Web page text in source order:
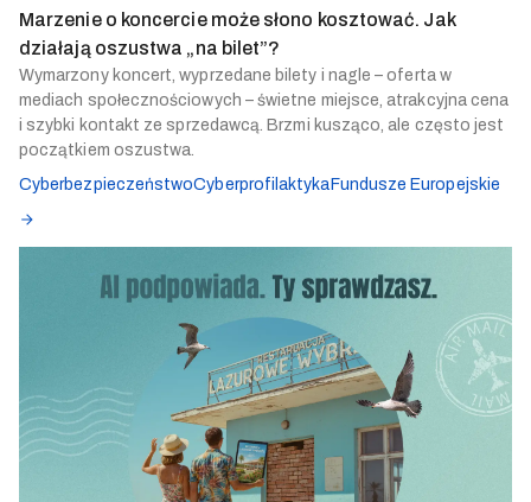
Marzenie o koncercie może słono kosztować. Jak
działają oszustwa „na bilet”?
Wymarzony koncert, wyprzedane bilety i nagle – oferta w
mediach społecznościowych – świetne miejsce, atrakcyjna cena
i szybki kontakt ze sprzedawcą. Brzmi kusząco, ale często jest
początkiem oszustwa.
CyberbezpieczeństwoCyberprofilaktyka Fundusze Europejskie